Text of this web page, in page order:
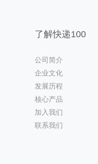
了解快递100
公司简介
企业文化
发展历程
核心产品
加入我们
联系我们